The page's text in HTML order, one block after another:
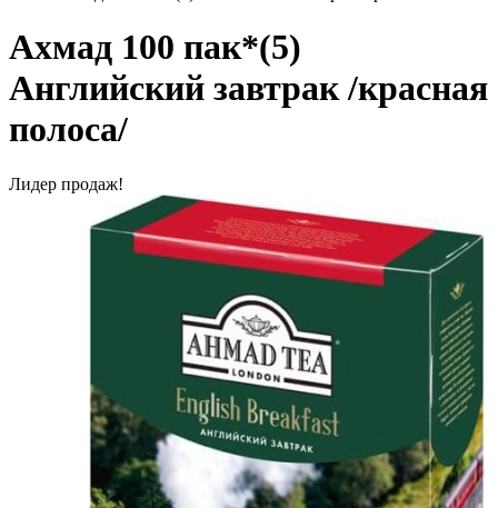
Ахмад 100 пак*(5)
Английский завтрак /красная
полоса/
Лидер продаж!